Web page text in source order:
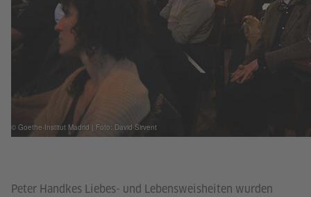
© Goethe-Institut Madrid | Foto: David Sirvent
Peter Handkes Liebes- und Lebensweisheiten wurden